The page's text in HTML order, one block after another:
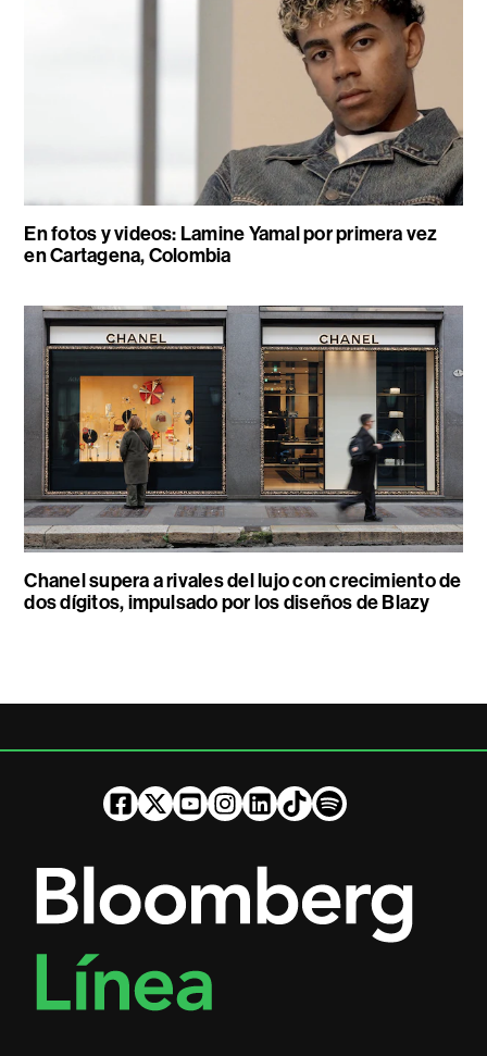
En fotos y videos: Lamine Yamal por primera vez
en Cartagena, Colombia
Chanel supera a rivales del lujo con crecimiento de
dos dígitos, impulsado por los diseños de Blazy